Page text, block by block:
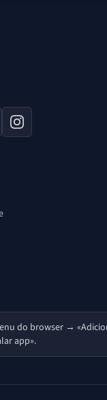
Instagram
do browser →
app».